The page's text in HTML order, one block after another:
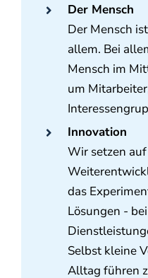
Der Mensch
Der Mensch
allem. Bei
Mensch im
um
Innovation
Wir setzen
das
Lösungen -
Selbst kleine
Alltag führen